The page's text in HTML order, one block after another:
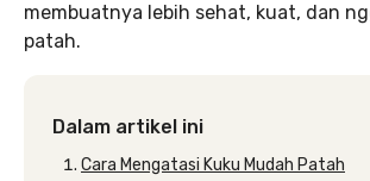
membuatnya lebih sehat, kuat, dan
patah.
Dalam artikel ini
Cara Mengatasi Kuku Mudah Patah